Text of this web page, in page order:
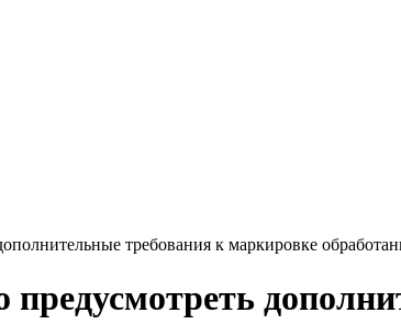
требования к маркировке